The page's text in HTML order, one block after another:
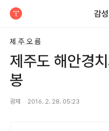
감
제 주 오 름
제주도 해안경
봉
광제 2016. 2. 28. 05:23